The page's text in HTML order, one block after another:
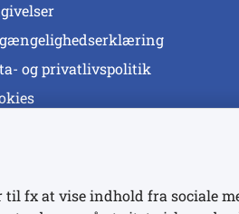
og privatlivspolitik
fx at vise indhold fra sociale